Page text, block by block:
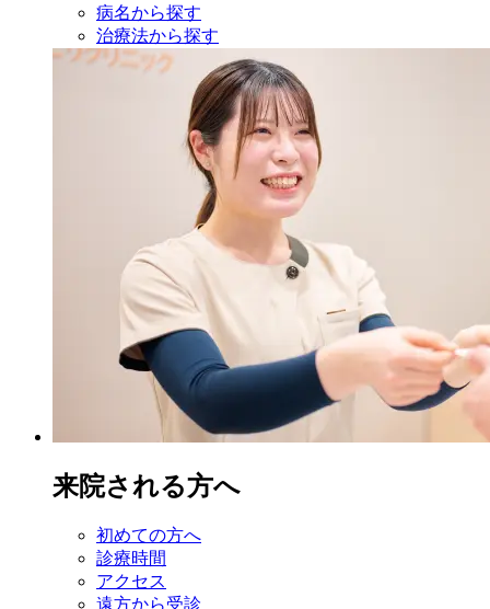
病名から探す
治療法から探す
来院される方へ
初めての方へ
診療時間
アクセス
遠方から受診